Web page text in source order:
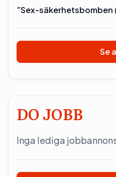
”Sex-säkerhetsbomben
Se
DO JOBB
Inga lediga